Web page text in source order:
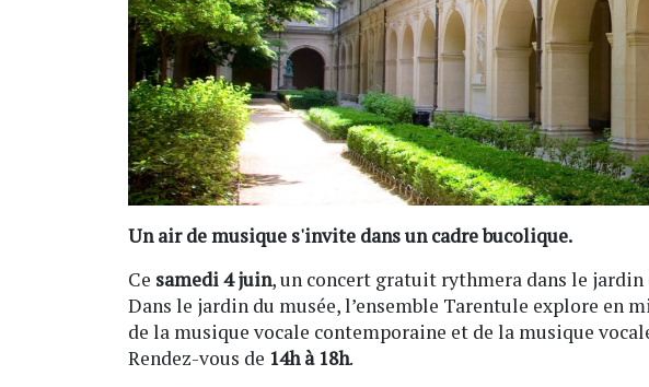
Un air de musique s'invite dans un cadre bucolique.
Ce samedi 4 juin, un concert gratuit rythmera dans le jardin
Dans le jardin du musée, l’ensemble Tarentule explore en
de la musique vocale contemporaine et de la musique
Rendez-vous de 14h à 18h.